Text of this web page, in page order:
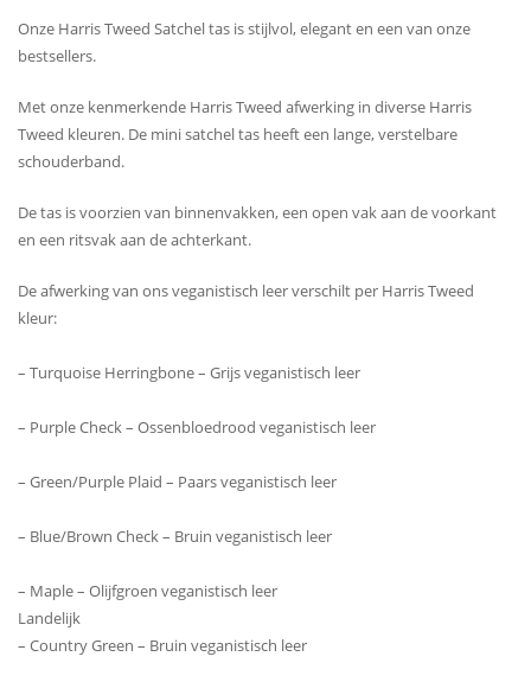
Onze Harris Tweed Satchel tas is stijlvol, elegant en een van onze
bestsellers.
Met onze kenmerkende Harris Tweed afwerking in diverse Harris
Tweed kleuren. De mini satchel tas heeft een lange, verstelbare
schouderband.
De tas is voorzien van binnenvakken, een open vak aan de voorkant
en een ritsvak aan de achterkant.
De afwerking van ons veganistisch leer verschilt per Harris Tweed
kleur:
– Turquoise Herringbone – Grijs veganistisch leer
– Purple Check – Ossenbloedrood veganistisch leer
– Green/Purple Plaid – Paars veganistisch leer
– Blue/Brown Check – Bruin veganistisch leer
– Maple – Olijfgroen veganistisch leer
Landelijk
– Country Green – Bruin veganistisch leer